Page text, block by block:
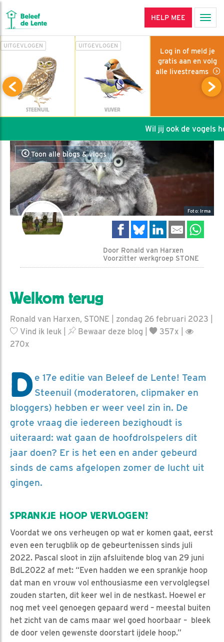
HELP MEE
UITGEVLOGEN
STEENUIL
UITGEVLOGEN
VIJVER
Log in of meld je
gratis aan en volg
alle livestreams
Wil jij ook de vogels
Toon alle blogs & vlogs
Foto: Irma
Door Ronald van Harxen
Voorzitter werkgroep STONE
Welkom terug
Ronald van Harxen, STONE | zondag 26 februari 2023 |
Vind ik leuk
Bewaar deze blog
357x |
270x
De 17e editie van Beleef de Lente! Team
Steenuil (moderatoren, clipmaker en
bloggers) hebben er weer veel zin in. De
grote vraag die iedereen bezighoudt is
uiteraard: wat gaan de hoofdrolspelers dit
jaar doen? Er is het een en ander gebeurd
sinds de cams afgelopen zomer de lucht uit
gingen.
SPRANKJE HOOP VERVLOGEN?
Voordat we ons verheugen op wat er komen gaat, eerst
even een terugblik op de gebeurtenissen sinds juli
2022. Pascal sloot in zijn afsluitende blog van 29 juni
BdL2022 af met: “Even hadden we een sprankje hoop
dat man en vrouw vol enthousiasme een vervolglegsel
zouden starten, dit keer wel in de nestkast. Hoewel er
nog met veel genoegen gepaard werd – meestal buiten
het zicht van de cams maar wel goed hoorbaar – bleek
de door velen gewenste doorstart ijdele hoop.”